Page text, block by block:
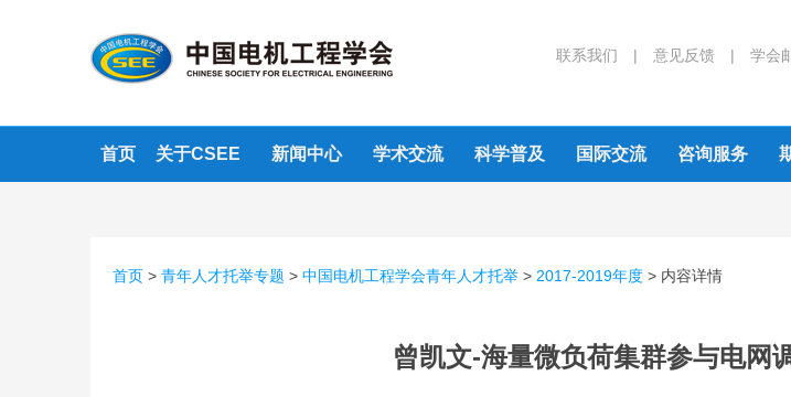
学会
意见反馈 |
联系我们 |
首页 关于CSEE 新闻中心 学术交流 科学普及 国际交流 咨询服务
首页 > 青年人才托举专题 > 中国电机工程学会青年人才托举 > 2017-2019年度 > 内容详情
曾凯文-海量微负荷集群参与电网